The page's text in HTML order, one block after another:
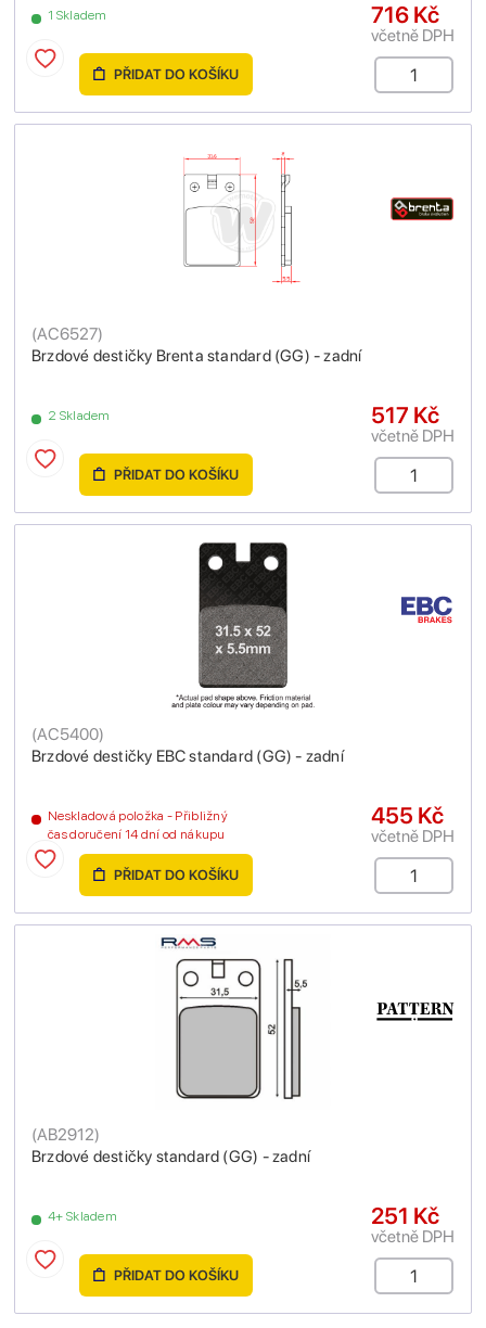
1 Skladem 716 Kč
včetně DPH
PŘIDAT DO KOŠÍKU
Brzdové destičky Brenta standard (GG) - zadní
(AC6527)
2 Skladem 517 Kč
včetně DPH
PŘIDAT DO KOŠÍKU
Brzdové destičky EBC standard (GG) - zadní
(AC5400)
Neskladová položka - Přibližný
čas doručení 14 dní od nákupu
455 Kč
včetně DPH
PŘIDAT DO KOŠÍKU
Brzdové destičky standard (GG) - zadní
(AB2912)
4+ Skladem 251 Kč
včetně DPH
PŘIDAT DO KOŠÍKU